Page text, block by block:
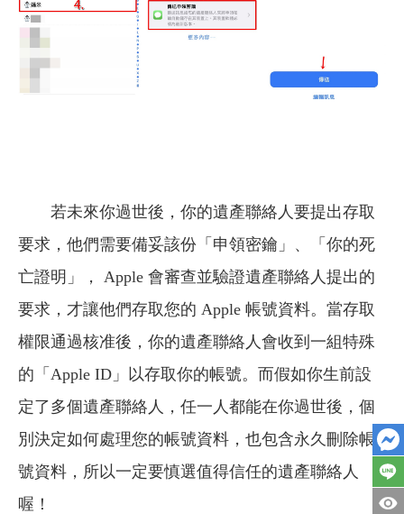
若未來你過世後，你的遺產聯絡人要提出存取
要求，他們需要備妥該份「申領密鑰」、「你的死
亡證明」， Apple 會審查並驗證遺產聯絡人提出的
要求，才讓他們存取您的 Apple 帳號資料。當存取
權限通過核准後，你的遺產聯絡人會收到一組特殊
的「Apple ID」以存取你的帳號。而假如你生前設
定了多個遺產聯絡人，任一人都能在你過世後，個
別決定如何處理您的帳號資料，也包含永久刪除帳
號資料，所以一定要慎選值得信任的遺產聯絡人
喔！